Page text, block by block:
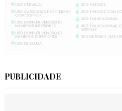
PUBLICIDADE